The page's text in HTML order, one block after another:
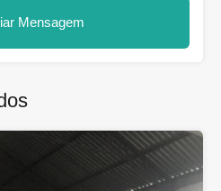
Mensagem